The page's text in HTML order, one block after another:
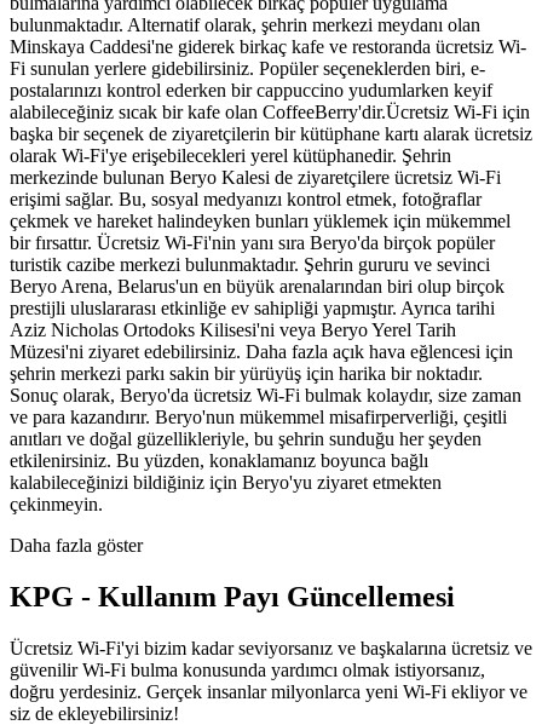
bulunmaktadır. Alternatif olarak, şehrin merkezi meydanı olan
Minskaya Caddesi'ne giderek birkaç kafe ve restoranda ücretsiz Wi-
Fi sunulan yerlere gidebilirsiniz. Popüler seçeneklerden biri, e-
postalarınızı kontrol ederken bir cappuccino yudumlarken keyif
alabileceğiniz sıcak bir kafe olan CoffeeBerry'dir.Ücretsiz Wi-Fi için
başka bir seçenek de ziyaretçilerin bir kütüphane kartı alarak ücretsiz
olarak Wi-Fi'ye erişebilecekleri yerel kütüphanedir. Şehrin
merkezinde bulunan Beryo Kalesi de ziyaretçilere ücretsiz Wi-Fi
erişimi sağlar. Bu, sosyal medyanızı kontrol etmek, fotoğraflar
çekmek ve hareket halindeyken bunları yüklemek için mükemmel
bir fırsattır. Ücretsiz Wi-Fi'nin yanı sıra Beryo'da birçok popüler
turistik cazibe merkezi bulunmaktadır. Şehrin gururu ve sevinci
Beryo Arena, Belarus'un en büyük arenalarından biri olup birçok
prestijli uluslararası etkinliğe ev sahipliği yapmıştır. Ayrıca tarihi
Aziz Nicholas Ortodoks Kilisesi'ni veya Beryo Yerel Tarih
Müzesi'ni ziyaret edebilirsiniz. Daha fazla açık hava eğlencesi için
şehrin merkezi parkı sakin bir yürüyüş için harika bir noktadır.
Sonuç olarak, Beryo'da ücretsiz Wi-Fi bulmak kolaydır, size zaman
ve para kazandırır. Beryo'nun mükemmel misafirperverliği, çeşitli
anıtları ve doğal güzellikleriyle, bu şehrin sunduğu her şeyden
etkilenirsiniz. Bu yüzden, konaklamanız boyunca bağlı
kalabileceğinizi bildiğiniz için Beryo'yu ziyaret etmekten
çekinmeyin.
Daha fazla göster
KPG - Kullanım Payı Güncellemesi
Ücretsiz Wi-Fi'yi bizim kadar seviyorsanız ve başkalarına ücretsiz ve
güvenilir Wi-Fi bulma konusunda yardımcı olmak istiyorsanız,
doğru yerdesiniz. Gerçek insanlar milyonlarca yeni Wi-Fi ekliyor ve
siz de ekleyebilirsiniz!